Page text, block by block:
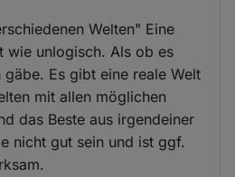
Welten" Eine
wie unlogisch. Als ob es
Es gibt eine reale Welt
mit allen möglichen
das Beste aus irgendeiner
nicht gut sein und ist ggf.